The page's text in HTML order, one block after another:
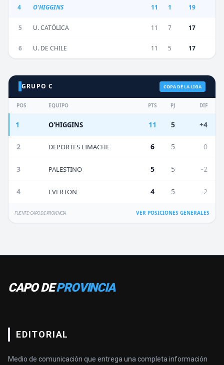
4 O'HIGGINS 11 1 19
5 U. CATÓLICA 11 7 17
6 U. DE CHILE 11 5 17
GRUPO C COPA DE LA LIGA
POS EQUIPO PTS PJ DIF
1 O'HIGGINS 11 5 +4
2 DEPORTES LIMACHE 6 5 0
3 PALESTINO 5 5 -2
4 EVERTON 4 5 -2
FUENTE: CAPO DE PROVINCIA VER POSICIONES GENERALES
CAPO DEPROVINCIA
EDITORIAL
Medio de comunicación que entrega una completa información